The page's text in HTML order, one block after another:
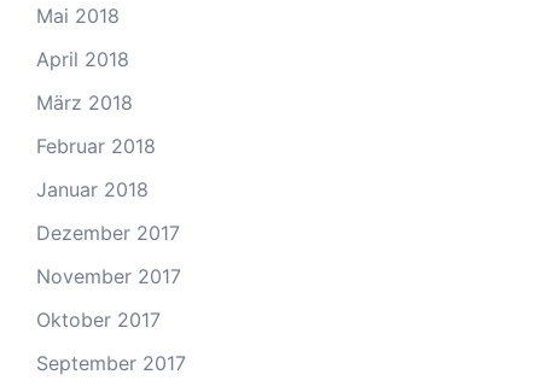
Mai 2018
April 2018
März 2018
Februar 2018
Januar 2018
Dezember 2017
November 2017
Oktober 2017
September 2017